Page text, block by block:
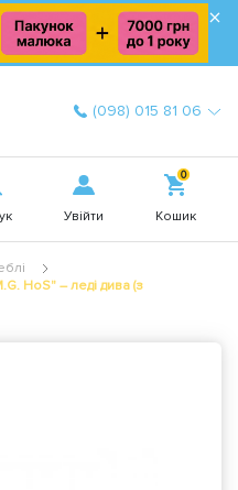
×
(098) 015 81 06
Увійти
0
Кошик
HoS" – леді дива (з